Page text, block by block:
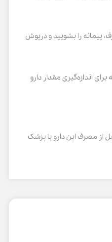
پیمانه را بشویید و درپوش
اندازه‌گیری مقدار دارو
از مصرف این دارو با پزشک